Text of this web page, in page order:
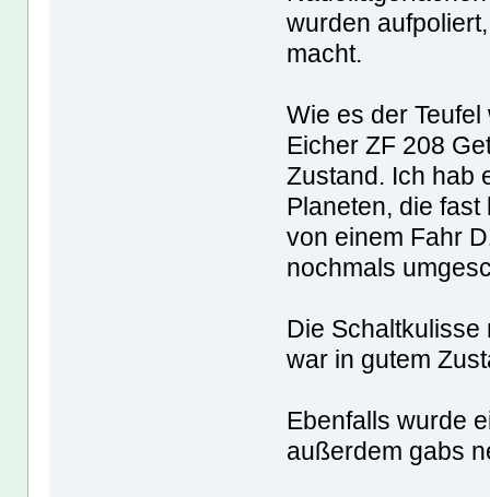
wurden
macht.
Wie es der
Eicher ZF 208
Zustand. Ich hab
Planeten, die
von einem Fahr
nochmals
Die Schaltkulisse
war in gutem
Ebenfalls wurde
außerdem gabs